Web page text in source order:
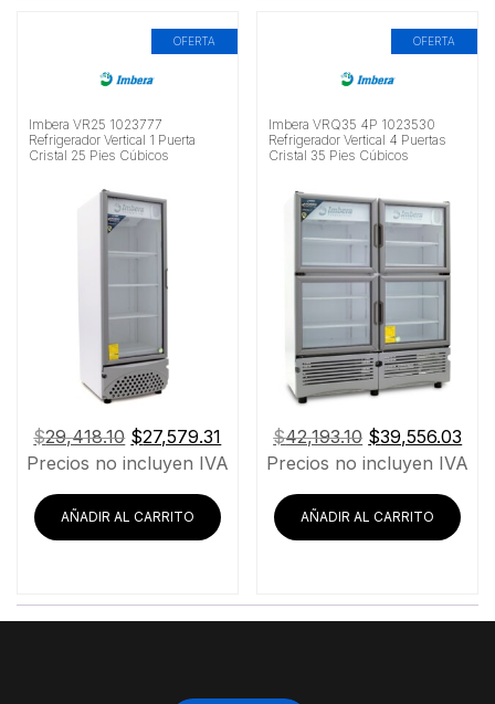
OFERTA
Imbera VR25 1023777
Refrigerador Vertical 1 Puerta
Cristal 25 Pies Cúbicos
$29,418.10 El
precio
era:
$29,418.10.
$27,579.31
precio
es:
$27,579.31.
Precios no incluyen IVA
AÑADIR AL CARRITO
OFERTA
Imbera VRQ35 4P 1023530
Refrigerador Vertical 4 Puertas
Cristal 35 Pies Cúbicos
$42,193.10 El
precio
era:
$42,193.10.
$39,556.03
Precios no incluyen IVA
AÑADIR AL CARRITO